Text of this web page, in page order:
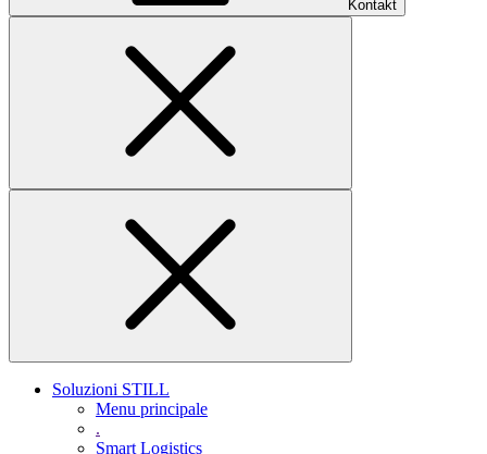
Kontakt
Soluzioni STILL
Menu principale
.
Smart Logistics